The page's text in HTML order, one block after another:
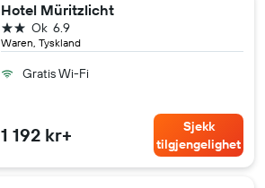
Hotel Müritzlicht
Waren, Tyskland
6.9
Ok
2 stjerner
Gratis Wi-Fi
1 192 kr+
Sjekk
tilgjengelighet